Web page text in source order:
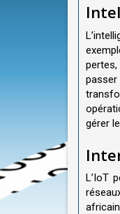
passer
gérer
L’IoT